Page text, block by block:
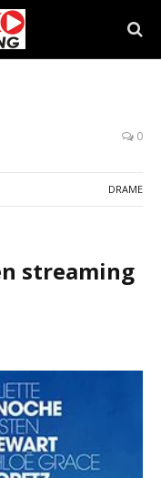
0
DRAME
streaming